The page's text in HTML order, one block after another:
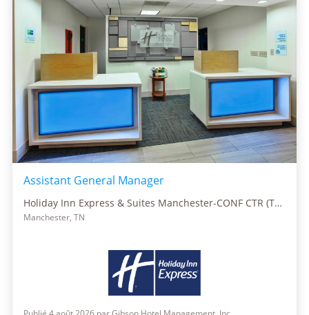
Assistant General Manager
Holiday Inn Express & Suites Manchester-CONF CTR (Tullahoma)
Manchester, TN